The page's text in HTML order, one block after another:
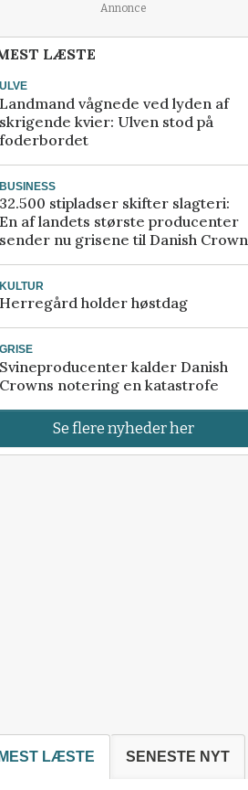
Annonce
LÆSTE
ULVE
Landmand vågnede ved lyden af
skrigende kvier: Ulven stod på
foderbordet
BUSINESS
32.500 stipladser skifter slagteri:
En af landets største producenter
sender nu grisene til Danish Crown
KULTUR
Herregård holder høstdag
GRISE
Svineproducenter kalder Danish
Crowns notering en katastrofe
Se flere nyheder her
MEST LÆSTE SENESTE NYT